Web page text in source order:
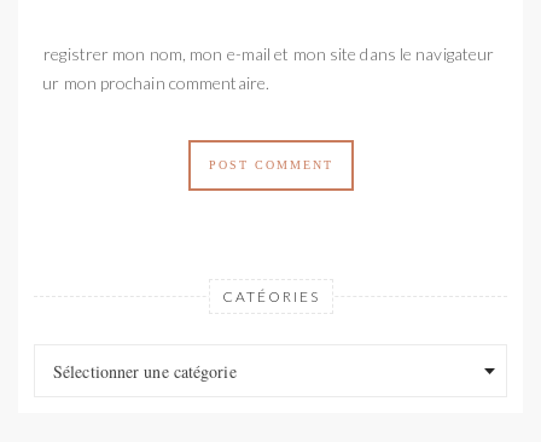
Enregistrer mon nom, mon e-mail et mon site dans le navigateur
pour mon prochain commentaire.
CATÉORIES
Sélectionner une catégorie